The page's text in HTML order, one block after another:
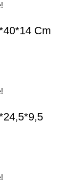
vašoj
u njenu
naša
biljke.
Metalne
vrsta
biste
Cm